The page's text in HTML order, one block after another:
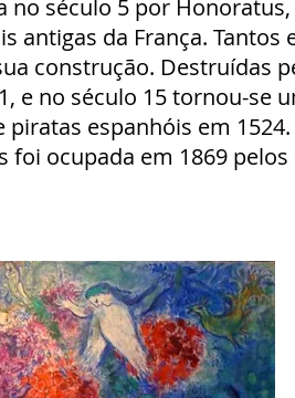
no século 5 por
antigas da França.
construção. Destruídas
e no século 15 tornou-se
piratas espanhóis em
foi ocupada em 1869